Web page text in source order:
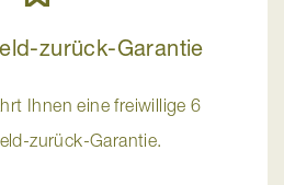
zurück-Garantie
Ihnen eine freiwillige 6
zurück-Garantie.